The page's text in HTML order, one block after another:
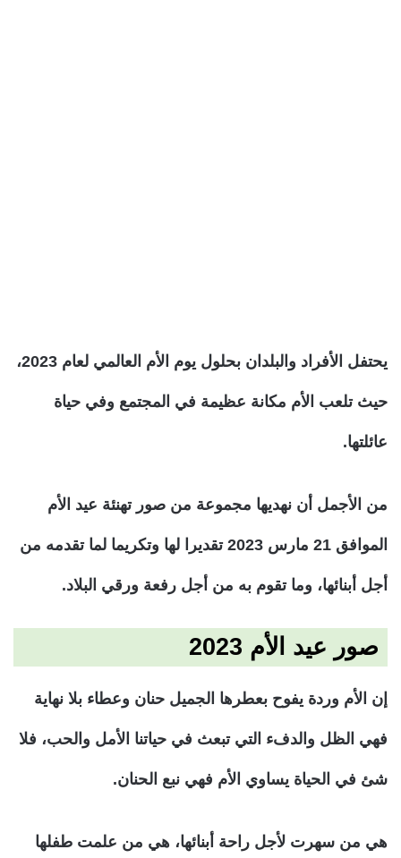
يحتفل الأفراد والبلدان بحلول يوم الأم العالمي لعام 2023،
حيث تلعب الأم مكانة عظيمة في المجتمع وفي حياة
عائلتها.
من الأجمل أن نهديها مجموعة من صور تهنئة عيد الأم
الموافق 21 مارس 2023 تقديرا لها وتكريما لما تقدمه من
أجل أبنائها، وما تقوم به من أجل رفعة ورقي البلاد.
صور عيد الأم 2023
إن الأم وردة يفوح بعطرها الجميل حنان وعطاء بلا نهاية
فهي الظل والدفء التي تبعث في حياتنا الأمل والحب، فلا
شئ في الحياة يساوي الأم فهي نبع الحنان.
هي من سهرت لأجل راحة أبنائها، هي من علمت طفلها